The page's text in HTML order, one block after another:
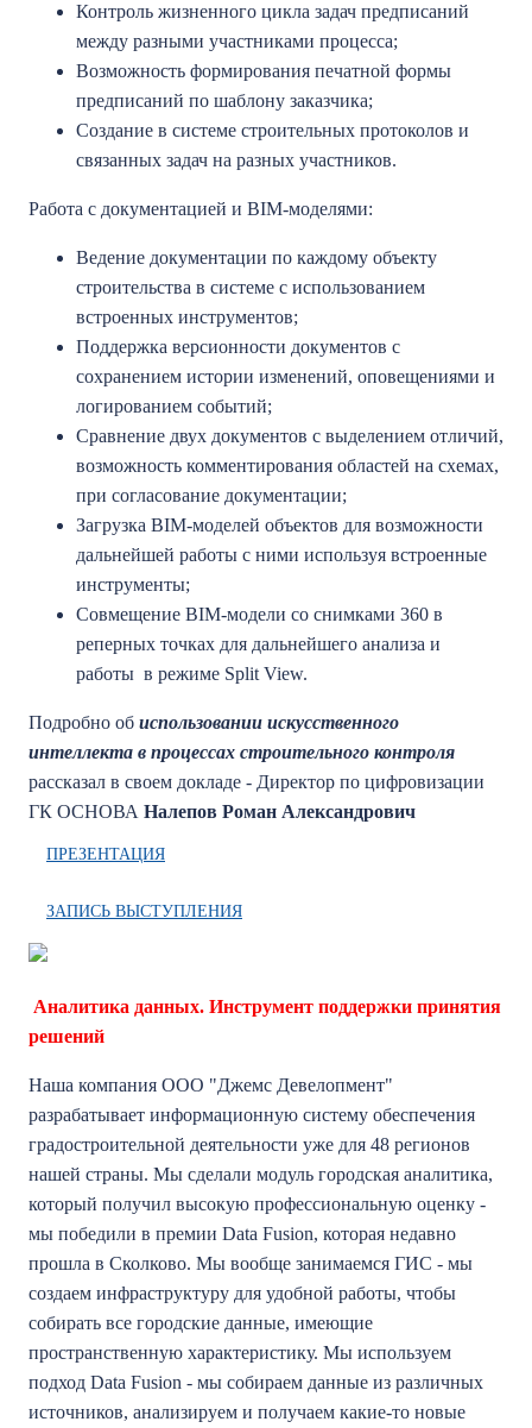
Контроль жизненного цикла задач предписаний
между разными участниками процесса;
Возможность формирования печатной формы
предписаний по шаблону заказчика;
Создание в системе строительных протоколов и
связанных задач на разных участников.
Работа с документацией и ВIМ-моделями:
Ведение документации по каждому объекту
строительства в системе с использованием
встроенных инструментов;
Поддержка версионности документов с
сохранением истории изменений, оповещениями и
логированием событий;
Сравнение двух документов с выделением отличий,
возможность комментирования областей на схемах,
при согласование документации;
Загрузка ВIМ-моделей объектов для возможности
дальнейшей работы с ними используя встроенные
инструменты;
Совмещение ВIМ-модели со снимками 360 в
реперных точках для дальнейшего анализа и
работы в режиме Split View.
Подробно об использовании искусственного
интеллекта в процессах строительного контроля
рассказал в своем докладе - Директор по цифровизации
ГК ОСНОВА Налепов Роман Александрович
ПРЕЗЕНТАЦИЯ
ЗАПИСЬ ВЫСТУПЛЕНИЯ
Аналитика данных. Инструмент поддержки принятия
решений
Наша компания ООО "Джемс Девелопмент"
разрабатывает информационную систему обеспечения
градостроительной деятельности уже для 48 регионов
нашей страны. Мы сделали модуль городская аналитика,
который получил высокую профессиональную оценку -
мы победили в премии Data Fusion, которая недавно
прошла в Сколково. Мы вообще занимаемся ГИС - мы
создаем инфраструктуру для удобной работы, чтобы
собирать все городские данные, имеющие
пространственную характеристику. Мы используем
подход Data Fusion - мы собираем данные из различных
источников, анализируем и получаем какие-то новые